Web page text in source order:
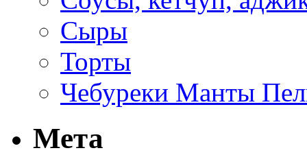
Сыры
Торты
Чебуреки Манты
Мета